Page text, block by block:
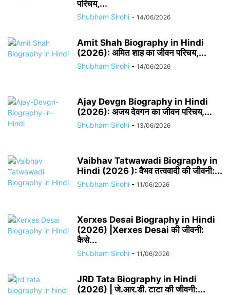
परिचय,...
Shubham Sirohi - 14/06/2026
Amit Shah Biography in Hindi
(2026): अमित शाह का जीवन परिचय,...
Shubham Sirohi - 14/06/2026
Ajay Devgn Biography in Hindi
(2026): अजय देवगन का जीवन परिचय,...
Shubham Sirohi - 13/06/2026
Vaibhav Tatwawadi Biography in
Hindi (2026 ): वैभव तत्ववादी की जीवनी:...
Shubham Sirohi - 11/06/2026
Xerxes Desai Biography in Hindi
(2026) |Xerxes Desai की जीवनी:
कैसे...
Shubham Sirohi - 11/06/2026
JRD Tata Biography in Hindi
(2026) | जे.आर.डी. टाटा की जीवनी:...